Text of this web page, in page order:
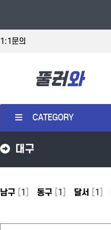
1:1문의
CATEGORY
대구
남구 1 동구 1 달서 1